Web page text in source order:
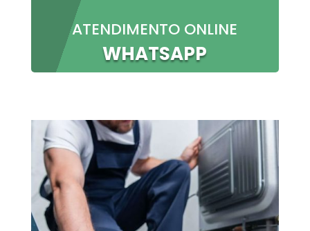
ATENDIMENTO ONLINE
WHATSAPP